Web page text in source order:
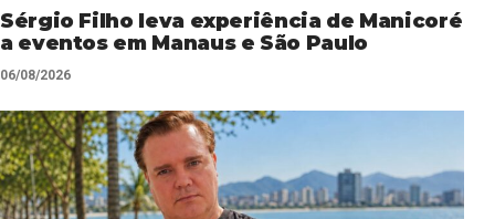
Sérgio Filho leva experiência de Manicoré
a eventos em Manaus e São Paulo
06/08/2026